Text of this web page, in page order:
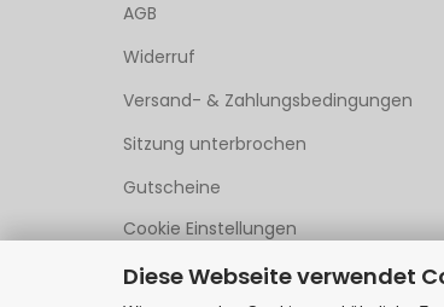
Diese Webseite verwendet
AGB
Widerruf
Versand- & Zahlungsbedingungen
Sitzung unterbrochen
Gutscheine
Cookie Einstellungen